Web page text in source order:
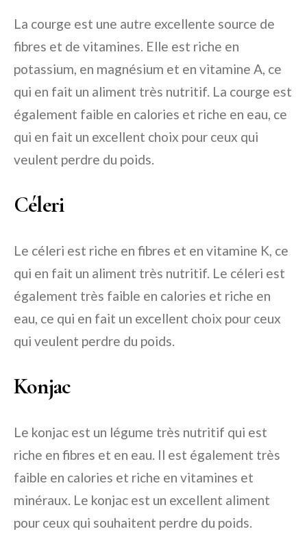
La courge est une autre excellente source de
fibres et de vitamines. Elle est riche en
potassium, en magnésium et en vitamine A, ce
qui en fait un aliment très nutritif. La courge est
également faible en calories et riche en eau, ce
qui en fait un excellent choix pour ceux qui
veulent perdre du poids.
Céleri
Le céleri est riche en fibres et en vitamine K, ce
qui en fait un aliment très nutritif. Le céleri est
également très faible en calories et riche en
eau, ce qui en fait un excellent choix pour ceux
qui veulent perdre du poids.
Konjac
Le konjac est un légume très nutritif qui est
riche en fibres et en eau. Il est également très
faible en calories et riche en vitamines et
minéraux. Le konjac est un excellent aliment
pour ceux qui souhaitent perdre du poids.